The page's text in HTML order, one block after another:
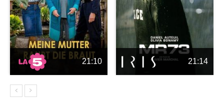
21:10 21:14